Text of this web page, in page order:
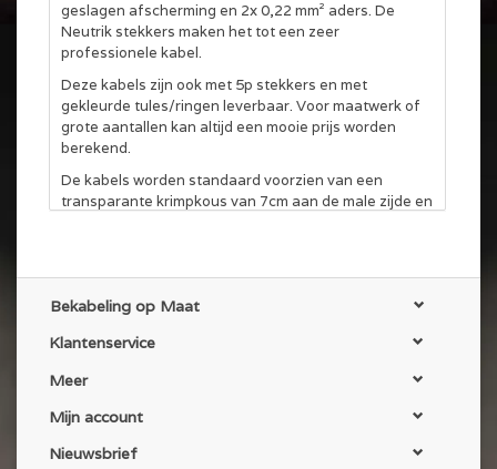
geslagen afscherming en 2x 0,22 mm² aders. De
Neutrik stekkers maken het tot een zeer
professionele kabel.
Deze kabels zijn ook met 5p stekkers en met
gekleurde tules/ringen leverbaar. Voor maatwerk of
grote aantallen kan altijd een mooie prijs worden
berekend.
De kabels worden standaard voorzien van een
transparante krimpkous van 7cm aan de male zijde en
Bekabeling op Maat
Klantenservice
Meer
Mijn account
Nieuwsbrief